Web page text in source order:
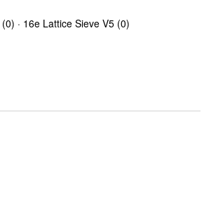
(0) · 16e Lattice Sieve V5 (0)